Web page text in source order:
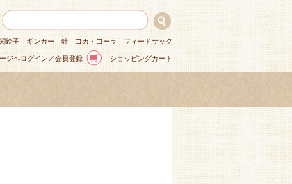
鈴子 ギンガー 針 コカ・コーラ フィードサック
ジへログイン／会員登録 ショッピングカート